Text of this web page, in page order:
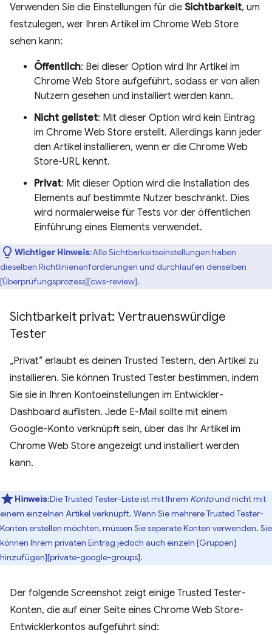
Verwenden Sie die Einstellungen für die Sichtbarkeit, um
festzulegen, wer Ihren Artikel im Chrome Web Store
sehen kann:
Öffentlich: Bei dieser Option wird Ihr Artikel im
Chrome Web Store aufgeführt, sodass er von allen
Nutzern gesehen und installiert werden kann.
Nicht gelistet: Mit dieser Option wird kein Eintrag
im Chrome Web Store erstellt. Allerdings kann jeder
den Artikel installieren, wenn er die Chrome Web
Store-URL kennt.
Privat: Mit dieser Option wird die Installation des
Elements auf bestimmte Nutzer beschränkt. Dies
wird normalerweise für Tests vor der öffentlichen
Einführung eines Elements verwendet.
Wichtiger Hinweis:Alle Sichtbarkeitseinstellungen haben
dieselben Richtlinienanforderungen und durchlaufen denselben
[Überprüfungsprozess][cws-review].
Sichtbarkeit privat: Vertrauenswürdige
Tester
„Privat“ erlaubt es deinen Trusted Testern, den Artikel zu
installieren. Sie können Trusted Tester bestimmen, indem
Sie sie in Ihren Kontoeinstellungen im Entwickler-
Dashboard auflisten. Jede E-Mail sollte mit einem
Google-Konto verknüpft sein, über das Ihr Artikel im
Chrome Web Store angezeigt und installiert werden
kann.
Hinweis:Die Trusted Tester-Liste ist mit Ihrem Kontound nicht mit
einem einzelnen Artikel verknüpft. Wenn Sie mehrere Trusted Tester-
Konten erstellen möchten, müssen Sie separate Konten verwenden. Sie
können Ihrem privaten Eintrag jedoch auch einzeln [Gruppen]
hinzufügen][private-google-groups].
Der folgende Screenshot zeigt einige Trusted Tester-
Konten, die auf einer Seite eines Chrome Web Store-
Entwicklerkontos aufgeführt sind: